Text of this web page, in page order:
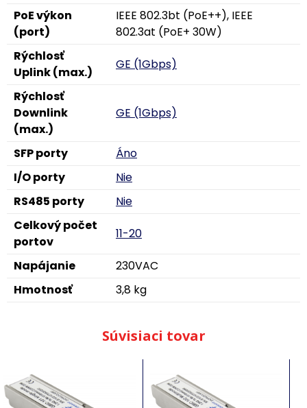
PoE výkon
(port)
IEEE 802.3bt (PoE++), IEEE
802.3at (PoE+ 30W)
Rýchlosť
Uplink (max.)
GE (1Gbps)
Rýchlosť
Downlink
(max.)
GE (1Gbps)
SFP porty
Áno
I/O porty
Nie
RS485 porty
Nie
Celkový počet
portov
11-20
Napájanie
230VAC
Hmotnosť
3,8 kg
Súvisiaci tovar